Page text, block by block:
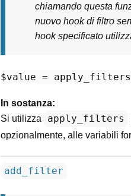
chiamando questa
nuovo hook di filtro
hook specificato
$value =
In sostanza:
Si utilizza
apply_filters
opzionalmente, alle variabili
add_filter